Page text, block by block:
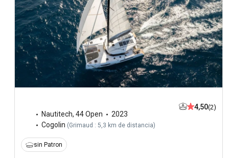
Nautitech, 44 Open
2023
Cogolin (Grimaud : 5,3 km de distancia)
4,50(2)
sin Patron